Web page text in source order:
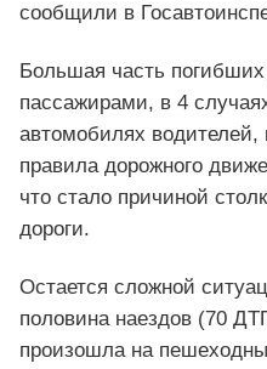
сообщили в
Большая часть
пассажирами, в 4
автомобилях водителей,
правила дорожного
что стало причиной
дороги.
Остается сложной
половина наездов (70
произошла на